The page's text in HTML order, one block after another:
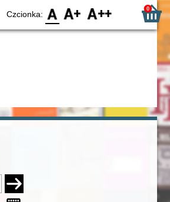
Czcionka: F0 F1 F2 0